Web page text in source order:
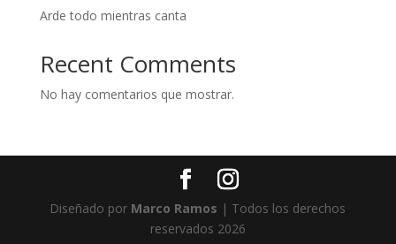
Arde todo mientras canta
Recent Comments
No hay comentarios que mostrar.
Diseñado por Marco Ramos | Todos los derechos
reservados 2026